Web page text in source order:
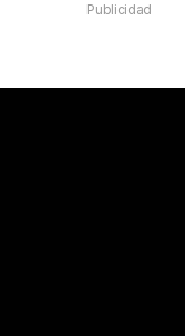
Publicidad